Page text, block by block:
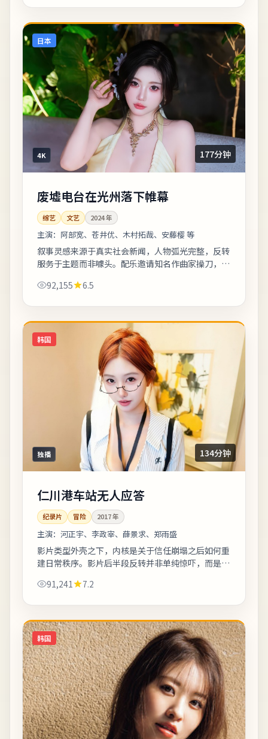
日本
4K 177分钟
废墟电台在光州落下帷幕
综艺 文艺 2024年
主演： 阿部宽、苍井优、木村拓哉、安藤樱 等
叙事灵感来源于真实社会新闻，人物弧光完整，反转
服务于主题而非噱头。配乐邀请知名作曲家操刀，主
类型元素清晰、人物动机可信的作品，值得...
92,155 6.5
韩国
独播 134分钟
仁川港车站无人应答
纪录片 冒险 2017年
主演： 河正宇、李政宰、薛景求、郑雨盛
影片类型外壳之下，内核是关于信任崩塌之后如何重
建日常秩序。影片后半段反转并非单纯惊吓，而是推
摄，旅行爱好者可按图索骥打卡。《仁川港...
91,241 7.2
韩国